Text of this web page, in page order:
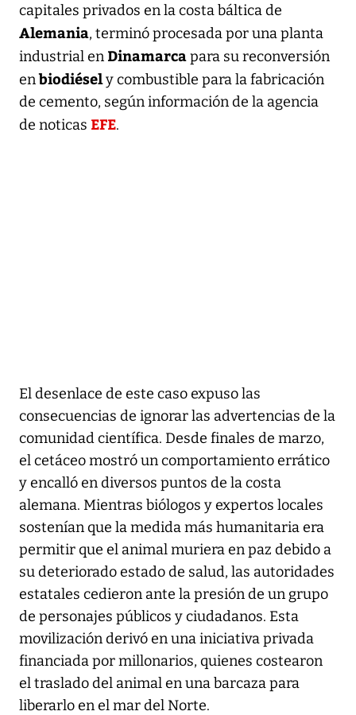
capitales privados en la costa báltica de
Alemania, terminó procesada por una planta
industrial en Dinamarcapara su reconversión
enbiodiésely combustible para la fabricación
de cemento, según información de la agencia
de noticas EFE.
El desenlace de este caso expuso las
consecuencias de ignorar las advertencias de la
comunidad científica. Desde finales de marzo,
el cetáceo mostró un comportamiento errático
y encalló en diversos puntos de la costa
alemana. Mientras biólogos y expertos locales
sostenían que la medida más humanitaria era
permitir que el animal muriera en paz debido a
su deteriorado estado de salud, las autoridades
estatales cedieron ante la presión de un grupo
de personajes públicos y ciudadanos. Esta
movilización derivó en una iniciativa privada
financiada por millonarios, quienes costearon
el traslado del animal en una barcaza para
liberarlo en el mar del Norte.